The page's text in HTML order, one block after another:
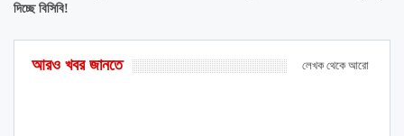
দিচ্ছে বিসিবি!
আরও খবর জানতে লেখক থেকে আরো